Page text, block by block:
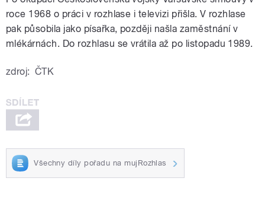
roce 1968 o práci v rozhlase i televizi přišla. V rozhlase
pak působila jako písařka, později našla zaměstnání v
mlékárnách. Do rozhlasu se vrátila až po listopadu 1989.
zdroj: ČTK
Všechny díly pořadu na mujRozhlas